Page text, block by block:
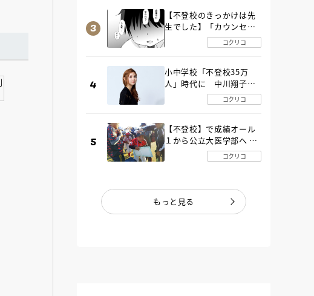
【不登校のきっかけは先
生でした】「カウンセリ
ングの時間」生徒の情報
をバラしたのは…《第２
コクリコ
小中学校「不登校35万
人」時代に 中川翔子さ
んが審査委員長「不登校
生動画甲子園 2026」が開
コクリコ
【不登校】で成績オール
１から公立大医学部へ 中
２で起立性調節障害「治
るまで３年」の診断 その
コクリコ
もっと見る